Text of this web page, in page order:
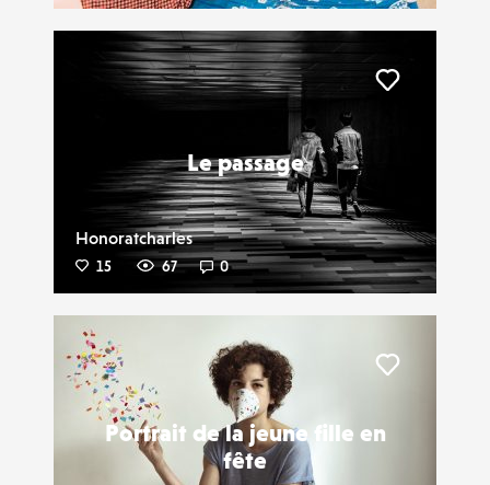
Le passage
Honoratcharles
15 67 0
Portrait de la jeune fille en
fête